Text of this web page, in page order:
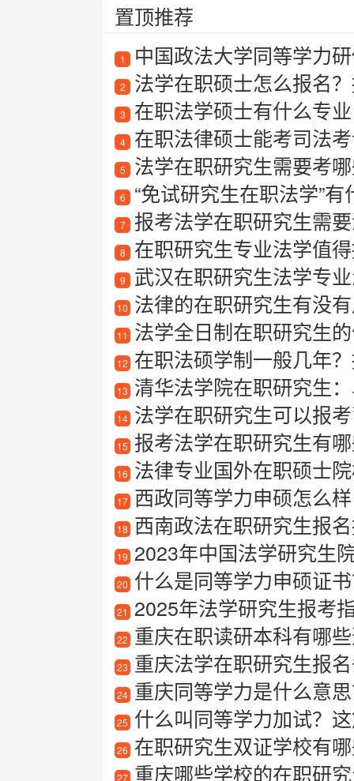
置顶推荐
1 中国政法大学同等学力
2 法学在职硕士怎么报名
3 在职法学硕士有什么专业
4 在职法律硕士能考司法
5 法学在职研究生需要考
6 “免试研究生在职法学”有什么
7 报考法学在职研究生需
8 在职研究生专业法学值得报考
9 武汉在职研究生法学专
10 法律的在职研究生有没
11 法学全日制在职研究生
12 在职法硕学制一般几年
13 清华法学院在职研究生
14 法学在职研究生可以报
15 报考法学在职研究生有哪
16 法律专业国外在职硕士
17 西政同等学力申硕怎么样
18 西南政法在职研究生报
19 2023年中国法学研究生院校
20 什么是同等学力申硕证
21 2025年法学研究生报考
22 重庆在职读研本科有哪些
23 重庆法学在职研究生报
24 重庆同等学力是什么意
25 什么叫同等学力加试？
26 在职研究生双证学校有
27 重庆哪些学校的在职研